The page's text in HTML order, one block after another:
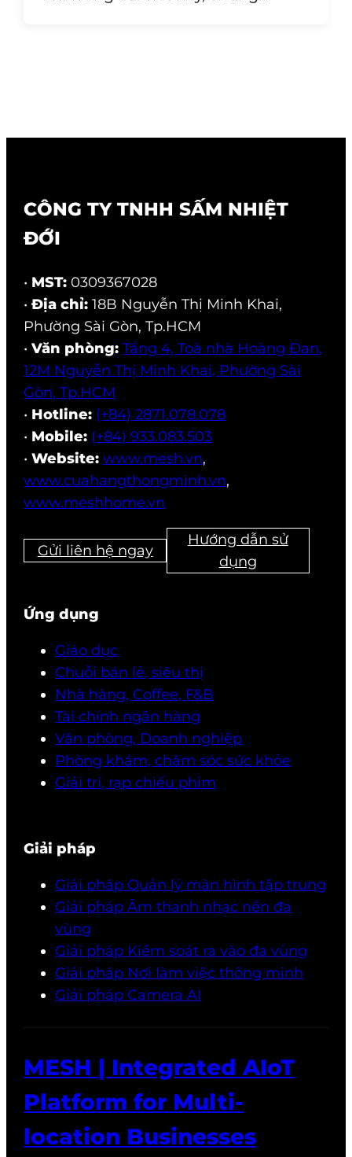
CÔNG TY TNHH SẤM NHIỆT
ĐỚI
• MST: 0309367028
•Địa chỉ: 18B Nguyễn Thị Minh Khai,
Phường Sài Gòn, Tp.HCM
•Văn phòng: Tầng 4, Toà nhà Hoàng Đan,
12M Nguyễn Thị Minh Khai, Phường Sài
Gòn, Tp.HCM
• Hotline: (+84) 2871.078.078
• Mobile: (+84) 933.083.503
•Website: www.mesh.vn,
www.cuahangthongminh.vn,
www.meshhome.vn
Gửi liên hệ ngay
Hướng dẫn sử
dụng
Ứng dụng
Giáo dục
Chuỗi bán lẻ, siêu thị
Nhà hàng, Coffee, F&B
Tài chính ngân hàng
Văn phòng, Doanh nghiệp
Phòng khám, chăm sóc sức khỏe
Giải trí, rạp chiếu phim
Giải pháp
Giải pháp Quản lý màn hình tập trung
Giải pháp Âm thanh nhạc nền đa
vùng
Giải pháp Kiểm soát ra vào đa vùng
Giải pháp Nơi làm việc thông minh
Giải pháp Camera AI
MESH | Integrated AIoT
Platform for Multi-
location Businesses